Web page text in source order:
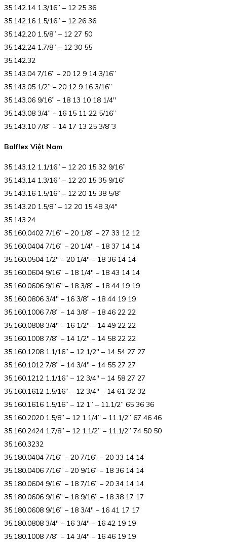
35.142.14 1.3/16” – 12 25 36
35.142.16 1.5/16” – 12 26 36
35.142.20 1.5/8” – 12 27 50
35.142.24 1.7/8” – 12 30 55
35.142.32
35.143.04 7/16” – 20 12 9 14 3/16”
35.143.05 1/2” – 20 12 9 16 3/16”
35.143.06 9/16” – 18 13 10 18 1/4″
35.143.08 3/4” – 16 15 11 22 5/16”
35.143.10 7/8” – 14 17 13 25 3/8”3
Balflex Việt Nam
35.143.12 1.1/16” – 12 20 15 32 9/16”
35.143.14 1.3/16” – 12 20 15 35 9/16”
35.143.16 1.5/16” – 12 20 15 38 5/8”
35.143.20 1.5/8” – 12 20 15 48 3/4″
35.143.24
35.160.0402 7/16” – 20 1/8” – 27 33 12 12
35.160.0404 7/16” – 20 1/4″ – 18 37 14 14
35.160.0504 1/2″ – 20 1/4″ – 18 36 14 14
35.160.0604 9/16” – 18 1/4″ – 18 43 14 14
35.160.0606 9/16” – 18 3/8” – 18 44 19 19
35.160.0806 3/4″ – 16 3/8” – 18 44 19 19
35.160.1006 7/8” – 14 3/8” – 18 46 22 22
35.160.0808 3/4″ – 16 1/2″ – 14 49 22 22
35.160.1008 7/8” – 14 1/2″ – 14 58 22 22
35.160.1208 1.1/16” – 12 1/2″ – 14 54 27 27
35.160.1012 7/8” – 14 3/4″ – 14 55 27 27
35.160.1212 1.1/16” – 12 3/4″ – 14 58 27 27
35.160.1612 1.5/16” – 12 3/4″ – 14 61 32 32
35.160.1616 1.5/16” – 12 1” – 11.1/2” 65 36 36
35.160.2020 1.5/8” – 12 1.1/4” – 11.1/2” 67 46 46
35.160.2424 1.7/8” – 12 1.1/2” – 11.1/2” 74 50 50
35.160.3232
35.180.0404 7/16” – 20 7/16” – 20 33 14 14
35.180.0406 7/16” – 20 9/16” – 18 36 14 14
35.180.0604 9/16” – 18 7/16” – 20 34 14 14
35.180.0606 9/16” – 18 9/16” – 18 38 17 17
35.180.0608 9/16” – 18 3/4″ – 16 41 17 17
35.180.0808 3/4″ – 16 3/4″ – 16 42 19 19
35.180.1008 7/8” – 14 3/4″ – 16 46 19 19